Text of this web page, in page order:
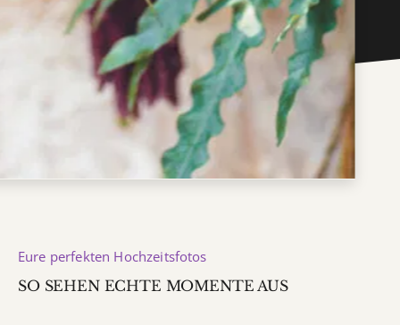
SO SEHEN ECHTE MOMENTE AUS
Eure perfekten Hochzeitsfotos